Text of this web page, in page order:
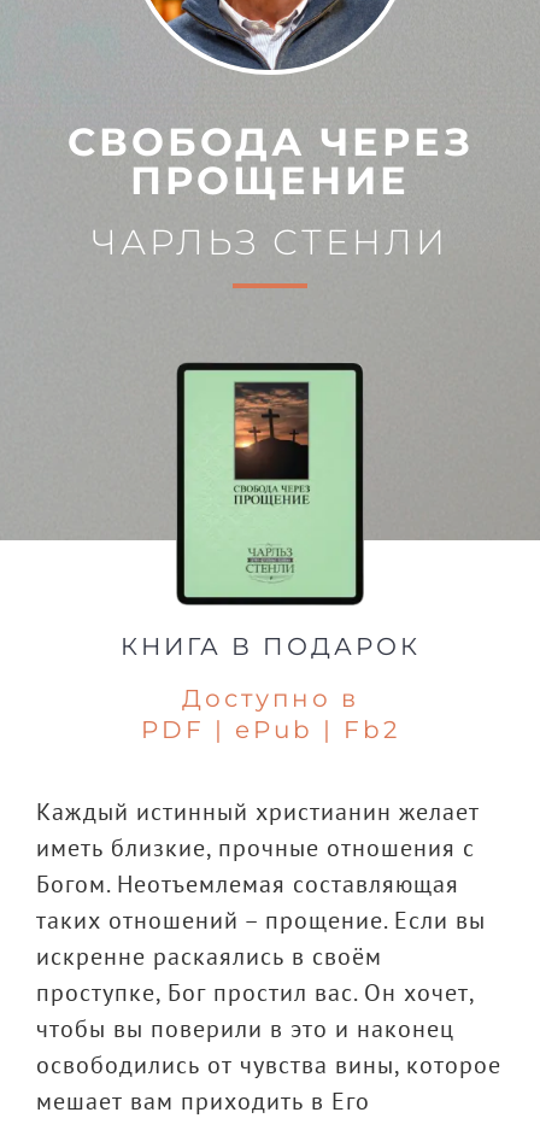
СВОБОДА ЧЕРЕЗ
ПРОЩЕНИЕ
ЧАРЛЬЗ СТЕНЛИ
КНИГА В ПОДАРОК
Доступно в
PDF | ePub | Fb2
Каждый истинный христианин желает
иметь близкие, прочные отношения с
Богом. Неотъемлемая составляющая
таких отношений – прощение. Если вы
искренне раскаялись в своём
проступке, Бог простил вас. Он хочет,
чтобы вы поверили в это и наконец
освободились от чувства вины, которое
мешает вам приходить в Его